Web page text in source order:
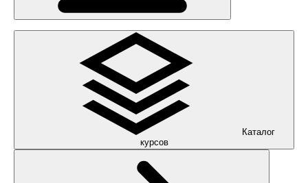
Каталог
курсов